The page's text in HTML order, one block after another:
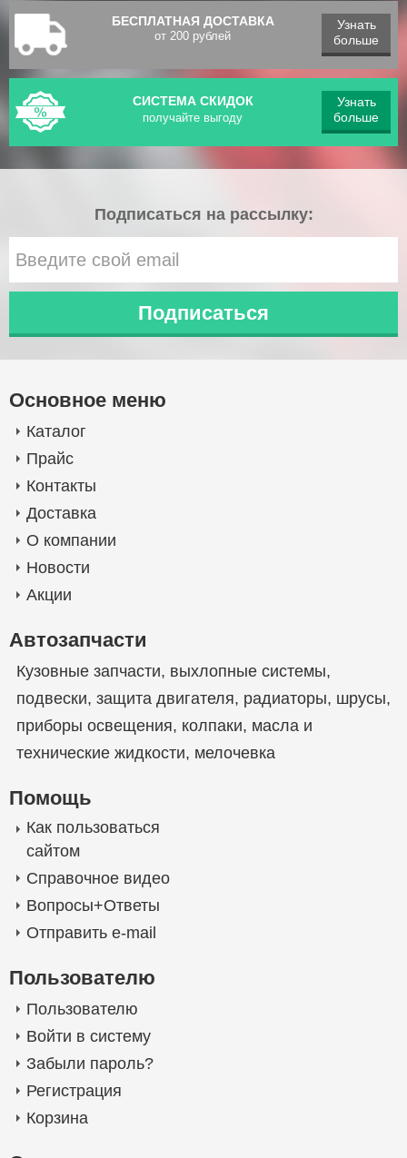
БЕСПЛАТНАЯ ДОСТАВКА
от 200 рублей
Узнать
больше
СИСТЕМА СКИДОК
получайте выгоду
Узнать
больше
Подписаться на рассылку:
Основное меню
Каталог
Прайс
Контакты
Доставка
О компании
Новости
Акции
Автозапчасти
Кузовные запчасти, выхлопные системы,
подвески, защита двигателя, радиаторы, шрусы,
приборы освещения, колпаки, масла и
технические жидкости, мелочевка
Помощь
Как пользоваться
сайтом
Справочное видео
Вопросы+Ответы
Отправить e-mail
Пользователю
Пользователю
Войти в систему
Забыли пароль?
Регистрация
Корзина